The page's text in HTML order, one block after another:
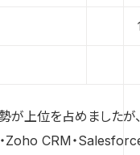
が上位を占めましたが
Zoho CRM・